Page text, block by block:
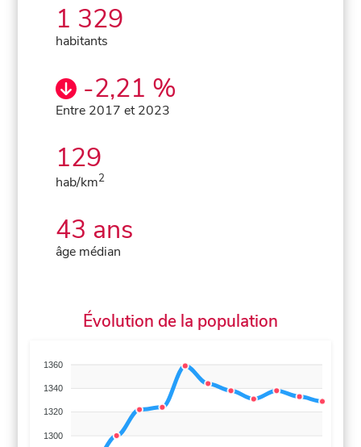
1 329
habitants
-2,21 %
Entre 2017 et 2023
129
hab/km2
43 ans
âge médian
Évolution de la population
1360
1340
1320
1300